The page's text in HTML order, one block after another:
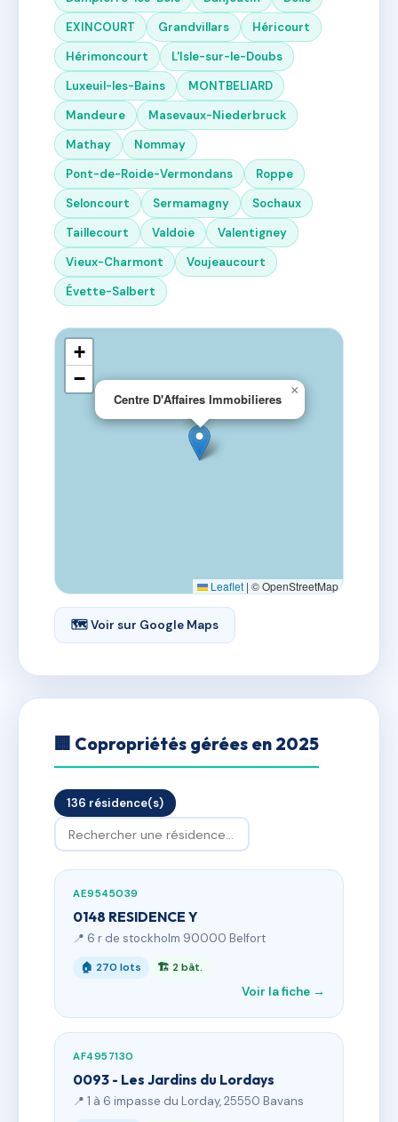
EXINCOURT
Grandvillars
Héricourt
Hérimoncourt
L'Isle-sur-le-Doubs
Luxeuil-les-Bains
MONTBELIARD
Mandeure
Masevaux-Niederbruck
Mathay
Nommay
Pont-de-Roide-Vermondans
Roppe
Seloncourt
Sermamagny
Sochaux
Taillecourt
Valdoie
Valentigney
Vieux-Charmont
Voujeaucourt
Évette-Salbert
Centre D'Affaires Immobilieres
×
+
−
Leaflet | © OpenStreetMap
🗺 Voir sur Google Maps
🏢 Copropriétés gérées en 2025
136 résidence(s)
AE9545039
0148 RESIDENCE Y
📍 6 r de stockholm 90000 Belfort
🏠 270 lots 🏗 2 bât.
Voir la fiche →
AF4957130
0093 - Les Jardins du Lordays
📍 1 à 6 impasse du Lorday, 25550 Bavans